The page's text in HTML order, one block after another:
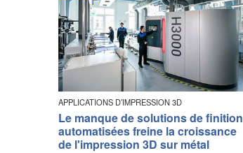
APPLICATIONS D’IMPRESSION 3D
Le manque de solutions de finition
automatisées freine la croissance
de l'impression 3D sur métal